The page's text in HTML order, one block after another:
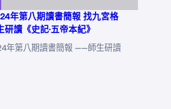
年第八期讀書簡報 找九宮格
讀《史記·五帝本紀》
年第八期讀書簡報 ——師生研讀